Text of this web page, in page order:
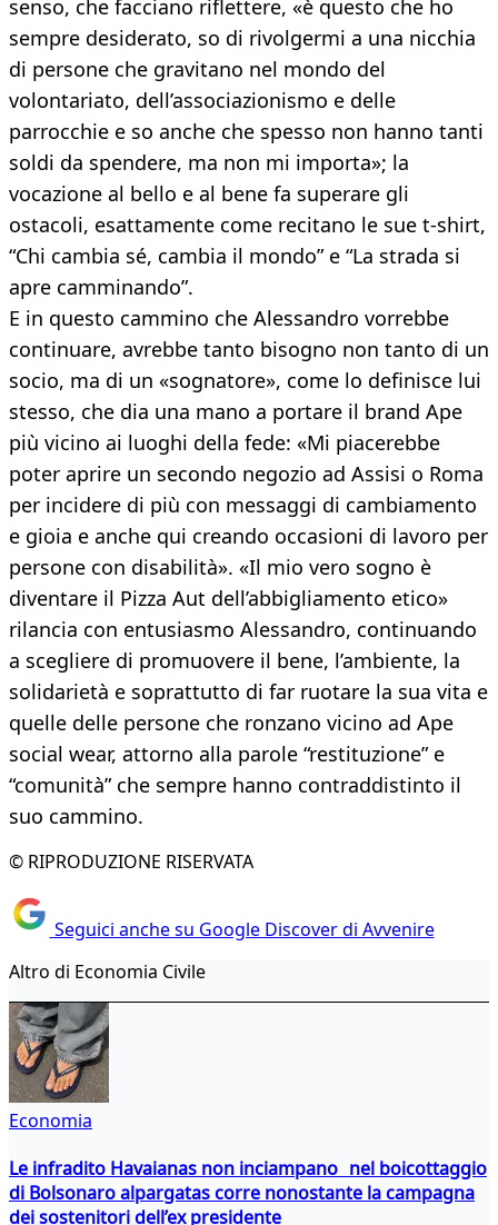
senso, che facciano riflettere, «è questo che ho
sempre desiderato, so di rivolgermi a una nicchia
di persone che gravitano nel mondo del
volontariato, dell’associazionismo e delle
parrocchie e so anche che spesso non hanno tanti
soldi da spendere, ma non mi importa»; la
vocazione al bello e al bene fa superare gli
ostacoli, esattamente come recitano le sue t-shirt,
“Chi cambia sé, cambia il mondo” e “La strada si
apre camminando”.
E in questo cammino che Alessandro vorrebbe
continuare, avrebbe tanto bisogno non tanto di un
socio, ma di un «sognatore», come lo definisce lui
stesso, che dia una mano a portare il brand Ape
più vicino ai luoghi della fede: «Mi piacerebbe
poter aprire un secondo negozio ad Assisi o Roma
per incidere di più con messaggi di cambiamento
e gioia e anche qui creando occasioni di lavoro per
persone con disabilità». «Il mio vero sogno è
diventare il Pizza Aut dell’abbigliamento etico»
rilancia con entusiasmo Alessandro, continuando
a scegliere di promuovere il bene, l’ambiente, la
solidarietà e soprattutto di far ruotare la sua vita e
quelle delle persone che ronzano vicino ad Ape
social wear, attorno alla parole “restituzione” e
“comunità” che sempre hanno contraddistinto il
suo cammino.
© RIPRODUZIONE RISERVATA
Seguici anche su Google Discover di Avvenire
Altro di Economia Civile
Economia
Le infradito Havaianas non inciampano nel boicottaggio
di Bolsonaro alpargatas corre nonostante la campagna
dei sostenitori dell’ex presidente